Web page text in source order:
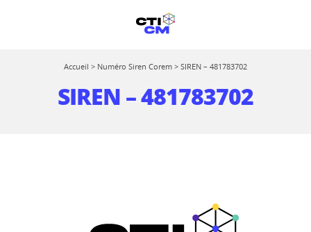
Accueil > Numéro Siren Corem > SIREN – 481783702
SIREN – 481783702